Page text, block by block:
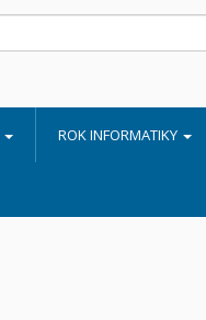
ROK INFORMATIKY